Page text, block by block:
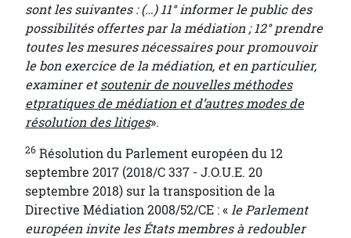
sont les suivantes : (…) 11° informer le public des
possibilités offertes par la médiation ; 12° prendre
toutes les mesures nécessaires pour promouvoir
le bon exercice de la médiation, et en particulier,
examiner etsoutenir de nouvelles méthodes
etpratiques de médiation et d’autres modes de
résolution des litiges».
26 Résolution du Parlement européen du 12
septembre 2017 (2018/C 337 - J.O.U.E. 20
septembre 2018) sur la transposition de la
Directive Médiation 2008/52/CE : «le Parlement
européen invite les États membres à redoubler